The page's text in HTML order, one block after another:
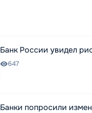
Банк России увидел
647
Банки попросили